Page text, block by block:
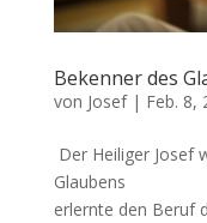
Bekenner des
von Josef| Feb. 8,
Der Heiliger Josef
Glaubens
erlernte den Beruf